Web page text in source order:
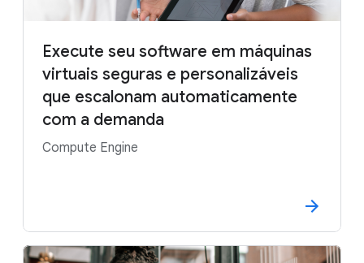
Execute seu software em máquinas
virtuais seguras e personalizáveis
que escalonam automaticamente
com a demanda
Compute Engine